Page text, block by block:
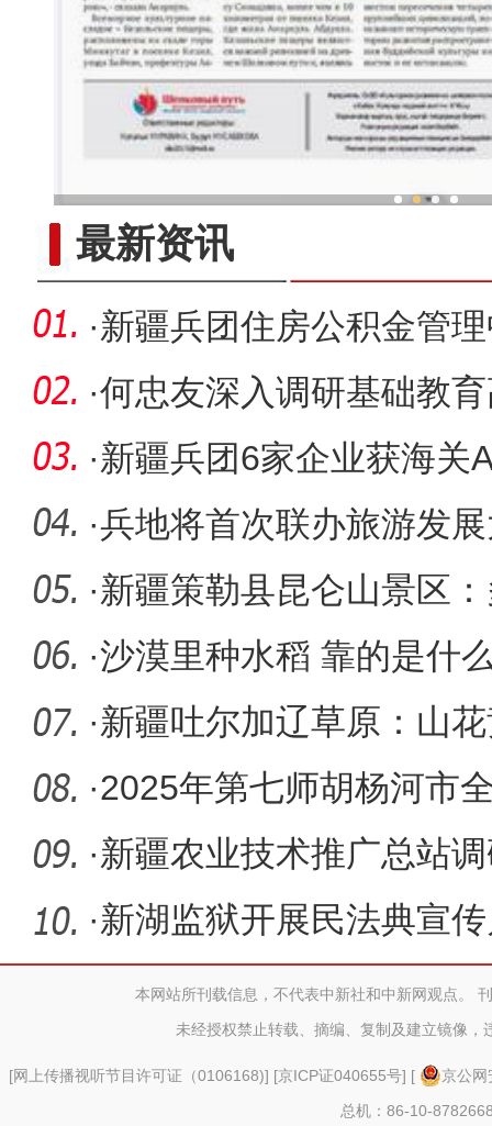
最新资讯
·新疆兵团住房公积金管
务
·何忠友深入调研基础教
·新疆兵团6家企业获海关
·兵地将首次联办旅游发
·新疆策勒县昆仑山景区
旅游日
·沙漠里种水稻 靠的是什
·新疆吐尔加辽草原：山
·2025年第七师胡杨河市
举行
·新疆农业技术推广总站
千亩花生
·新湖监狱开展民法典宣
本网站所刊载信息，不代表中新社和中新网观点。
未经授权禁止转载、摘编、复制及建立镜像，
[网上传播视听节目许可证（0106168)] [京ICP证040655号] [
京公
总机：86-10-